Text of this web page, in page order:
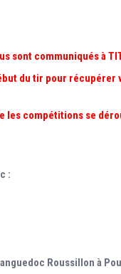
communiqués à
du tir pour récupérer
compétitions se
:
Roussillon à